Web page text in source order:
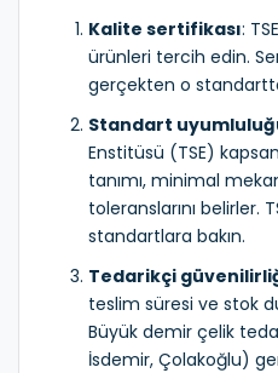
Kalite sertifikası:
ürünleri tercih edin.
gerçekten o
Standart
Enstitüsü (TSE)
tanımı, minimal
toleranslarını belirler.
standartlara bakın.
Tedarikçi
teslim süresi ve stok
Büyük demir çelik
İsdemir, Çolakoğlu)